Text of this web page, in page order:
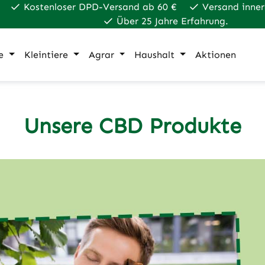
Kostenloser DPD-Versand ab 60 €
Versand
Über 25 Jahre Erfahrung.
Kleintiere Agrar Haushalt Aktionen
Unsere CBD Produkte